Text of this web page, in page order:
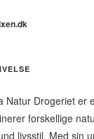
Natur Drogeriet er
forskellige
livsstil. Med sin